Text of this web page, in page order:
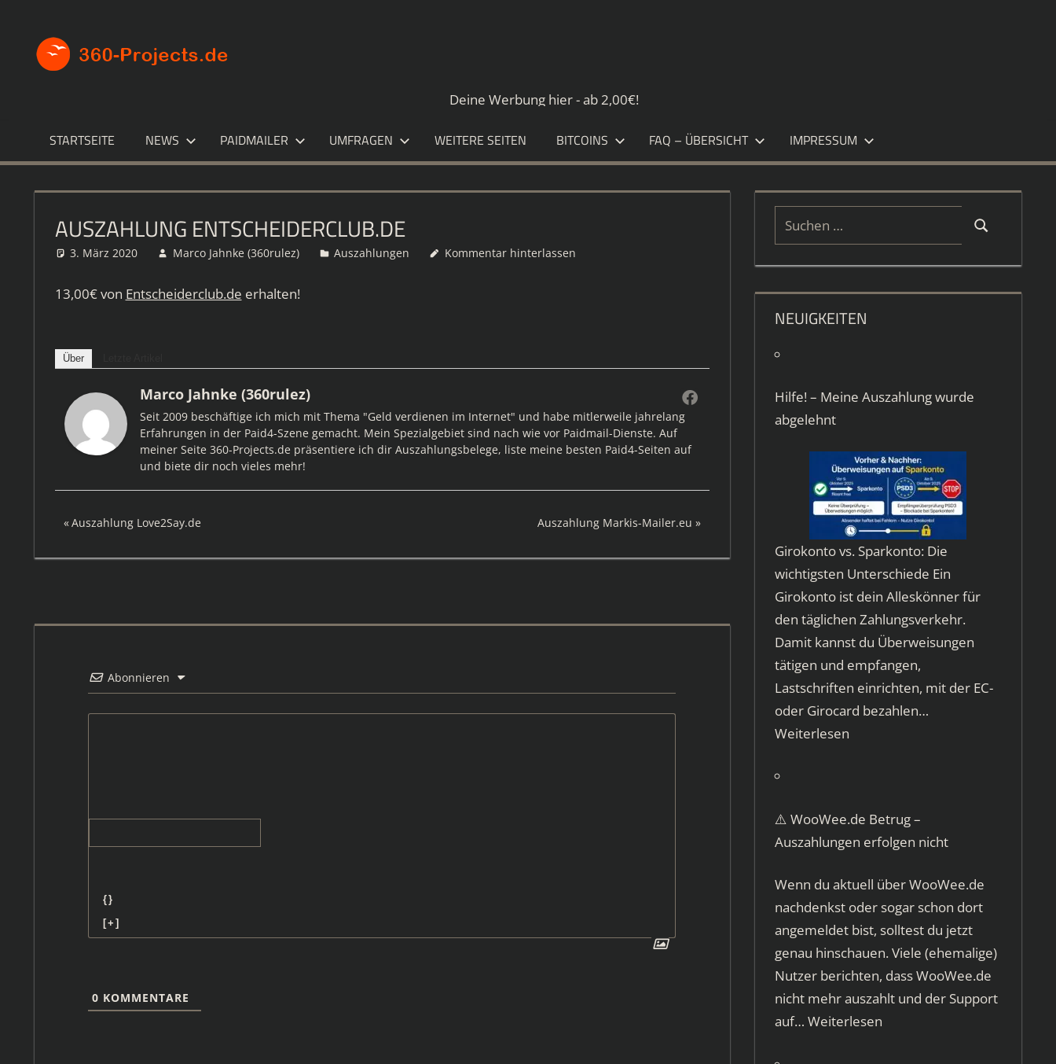
springen
Die
besten
Netz
Deine Werbung hier - ab 2,00€!
STARTSEITE NEWS PAIDMAILER UMFRAGEN WEITERE SEITEN BITCOINS FAQ – ÜBERSICHT IMPRESSUM
AUSZAHLUNG ENTSCHEIDERCLUB.DE
3. März 2020 Marco Jahnke (360rulez) Auszahlungen Kommentar hinterlassen
13,00€ von Entscheiderclub.de erhalten!
Über
Marco Jahnke (360rulez)
Seit 2009 beschäftige ich mich mit Thema "Geld verdienen im Internet" und habe mitlerweile jahrelang
Erfahrungen in der Paid4-Szene gemacht. Mein Spezialgebiet sind nach wie vor Paidmail-Dienste. Auf
meiner Seite 360-Projects.de präsentiere ich dir Auszahlungsbelege, liste meine besten Paid4-Seiten auf
und biete dir noch vieles mehr!
Beitragsnavigation
Vorheriger
Auszahlung Love2Say.de
Nächster
Auszahlung Markis-Mailer.eu
Abonnieren
{}
[+]
0 KOMMENTARE
Suchen
nach:
Suchen
NEUIGKEITEN
Hilfe! – Meine Auszahlung wurde
abgelehnt
Girokonto vs. Sparkonto: Die
wichtigsten Unterschiede Ein
Girokonto ist dein Alleskönner für
den täglichen Zahlungsverkehr.
Damit kannst du Überweisungen
tätigen und empfangen,
Lastschriften einrichten, mit der EC-
oder Girocard bezahlen…
Weiterlesen
⚠️ WooWee.de Betrug –
Auszahlungen erfolgen nicht
Wenn du aktuell über WooWee.de
nachdenkst oder sogar schon dort
angemeldet bist, solltest du jetzt
genau hinschauen. Viele (ehemalige)
Nutzer berichten, dass WooWee.de
nicht mehr auszahlt und der Support
auf…Weiterlesen